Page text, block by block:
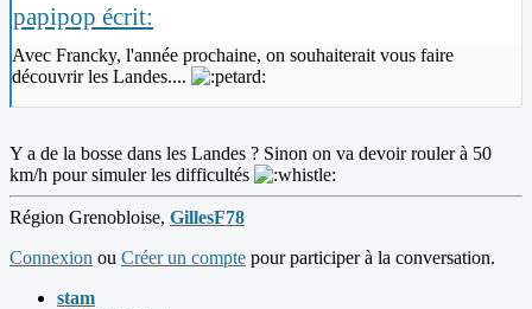
papipop écrit:
Avec Francky, l'année prochaine, on souhaiterait vous faire
découvrir les Landes....
Y a de la bosse dans les Landes ? Sinon on va devoir rouler à 50
km/h pour simuler les difficultés
Région Grenobloise, GillesF78
Connexion ou Créer un compte pour participer à la conversation.
stam